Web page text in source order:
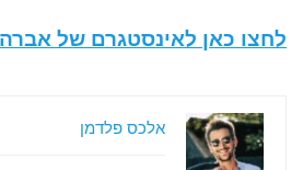
לחצו כאן לאינסטגרם של
אלכס פלדמן